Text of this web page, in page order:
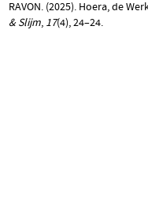
RAVON. (2025). Hoera, de
& Slijm, 17(4), 24–24.